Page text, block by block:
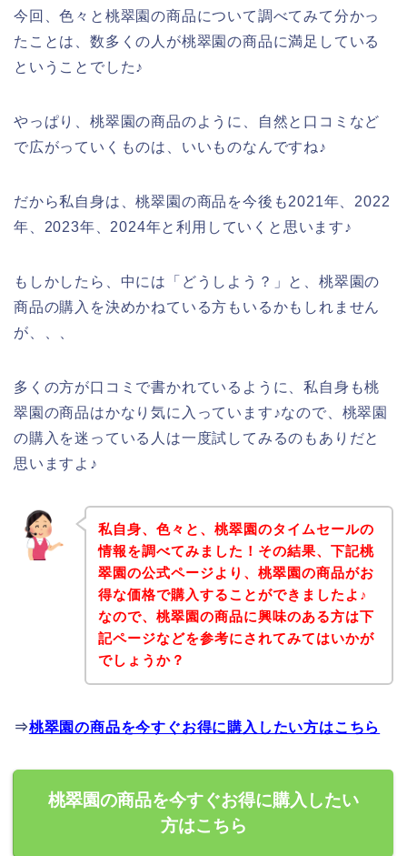
今回、色々と桃翠園の商品について調べてみて分かっ
たことは、数多くの人が桃翠園の商品に満足している
ということでした♪
やっぱり、桃翠園の商品のように、自然と口コミなど
で広がっていくものは、いいものなんですね♪
だから私自身は、桃翠園の商品を今後も2021年、2022
年、2023年、2024年と利用していくと思います♪
もしかしたら、中には「どうしよう？」と、桃翠園の
商品の購入を決めかねている方もいるかもしれません
が、、、
多くの方が口コミで書かれているように、私自身も桃
翠園の商品はかなり気に入っています♪なので、桃翠園
の購入を迷っている人は一度試してみるのもありだと
思いますよ♪
私自身、色々と、桃翠園のタイムセールの
情報を調べてみました！その結果、下記桃
翠園の公式ページより、桃翠園の商品がお
得な価格で購入することができましたよ♪
なので、桃翠園の商品に興味のある方は下
記ページなどを参考にされてみてはいかが
でしょうか？
⇒桃翠園の商品を今すぐお得に購入したい方はこちら
桃翠園の商品を今すぐお得に購入したい
方はこちら